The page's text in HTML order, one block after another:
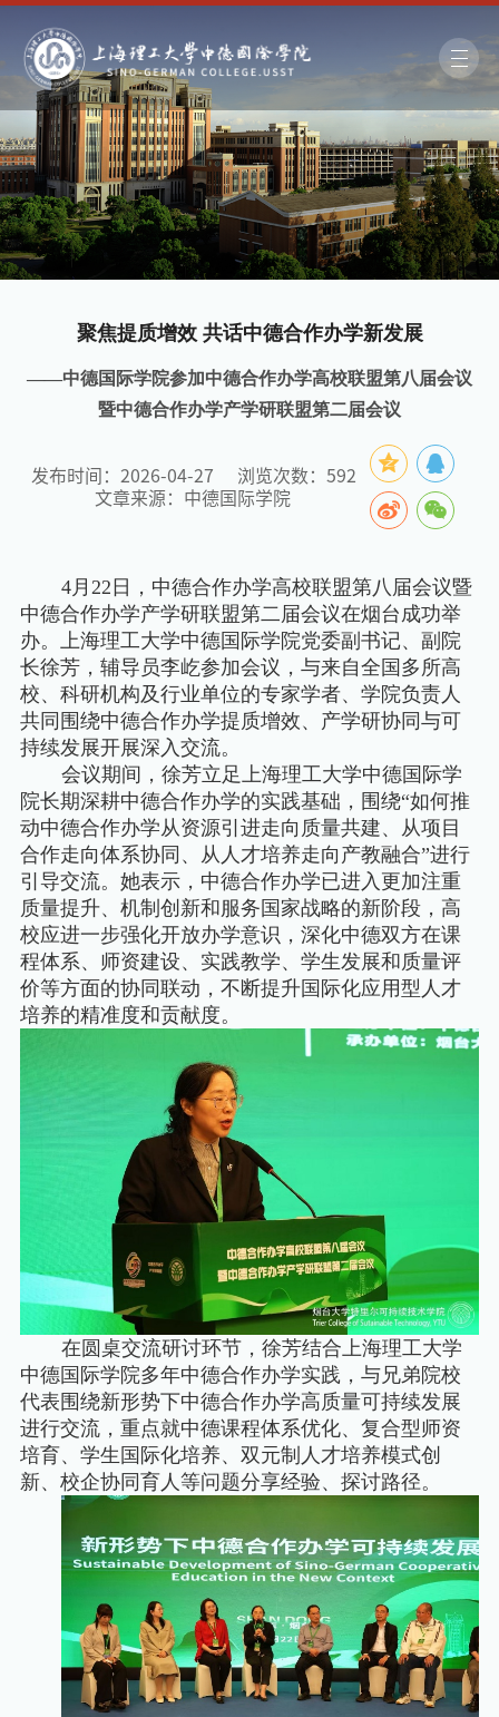
聚焦提质增效 共话中德合作办学新发展
——中德国际学院参加中德合作办学高校联盟第八届会议
暨中德合作办学产学研联盟第二届会议
发布时间：2026-04-27 浏览次数：592
文章来源：中德国际学院
4月22 日，中德合作办学高校联盟第八届会议暨
中德合作办学产学研联盟第二届会议在烟台成功举
办。上海理工大学中德国际学院党委副书记、副院
长徐芳，辅导员李屹参加会议，与来自全国多所高
校、科研机构及行业单位的专家学者、学院负责人
共同围绕中德合作办学提质增效、产学研协同与可
持续发展开展深入交流。
会议期间，徐芳立足上海理工大学中德国际学
院长期深耕中德合作办学的实践基础，围绕“如何推
动中德合作办学从资源引进走向质量共建、从项目
合作走向体系协同、从人才培养走向产教融合”进行
引导交流。她表示，中德合作办学已进入更加注重
质量提升、机制创新和服务国家战略的新阶段，高
校应进一步强化开放办学意识，深化中德双方在课
程体系、师资建设、实践教学、学生发展和质量评
价等方面的协同联动，不断提升国际化应用型人才
培养的精准度和贡献度。
在圆桌交流研讨环节，徐芳结合上海理工大学
中德国际学院多年中德合作办学实践，与兄弟院校
代表围绕新形势下中德合作办学高质量可持续发展
进行交流，重点就中德课程体系优化、复合型师资
培育、学生国际化培养、双元制人才培养模式创
新、校企协同育人等问题分享经验、探讨路径。